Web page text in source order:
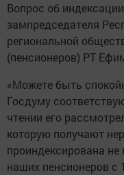
Вопрос об
зампредседателя
региональной
(пенсионеров) РТ
«Можете быть
Госдуму
чтении его
которую получают
проиндексирована
наших пенсионеров с